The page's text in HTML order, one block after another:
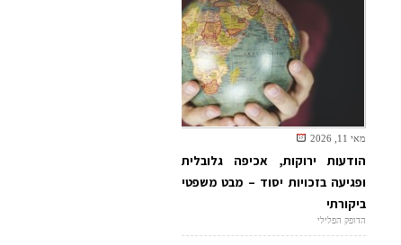
מאי 11, 2026
הודעות ירוקות, אכיפה גלובלית
ופגיעה בזכויות יסוד – מבט משפטי
ביקורתי
הדופק הפלילי